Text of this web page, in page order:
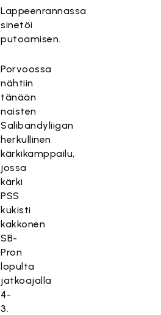
Lappeenrannassa
sinetöi
putoamisen.
Porvoossa
nähtiin
tänään
naisten
Salibandyliigan
herkullinen
kärkikamppailu,
jossa
kärki
PSS
kukisti
kakkonen
SB-
Pron
lopulta
jatkoajalla
4-
3.